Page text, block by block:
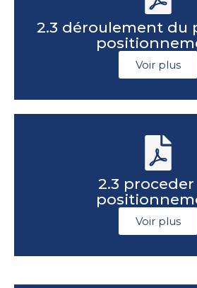
2.3 déroulement du
Voir plus
2.3
Voir plus